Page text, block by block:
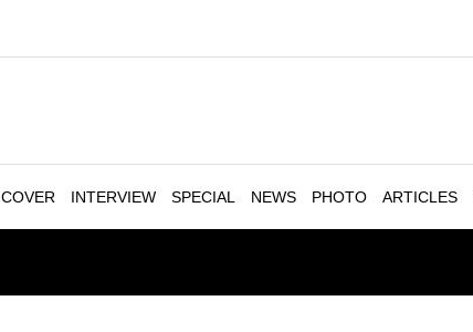
COVER INTERVIEW SPECIAL NEWS PHOTO ARTICLES